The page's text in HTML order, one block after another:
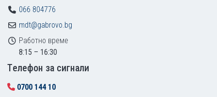
066 804776
mdt@gabrovo.bg
Работно време
8:15 – 16:30
Tелефон за сигнали
0700 144 10